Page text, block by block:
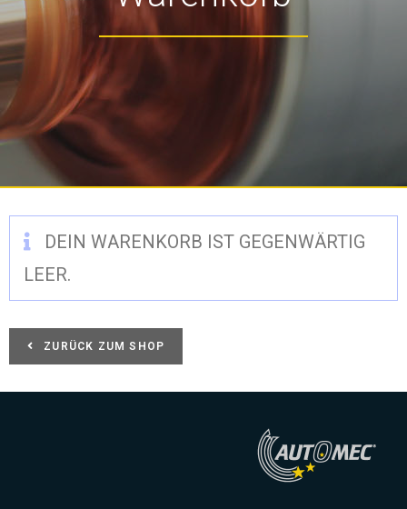
DEIN WARENKORB IST GEGENWÄRTIG
LEER.
ZURÜCK ZUM SHOP